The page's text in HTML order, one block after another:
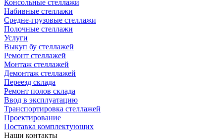
Консольные стеллажи
Набивные стеллажи
Средне-грузовые стеллажи
Полочные стеллажи
Услуги
Выкуп бу стеллажей
Ремонт стеллажей
Монтаж стеллажей
Демонтаж стеллажей
Переезд склада
Ремонт полов склада
Ввод в эксплуатацию
Транспортировка стеллажей
Проектирование
Поставка комплектующих
Наши контакты